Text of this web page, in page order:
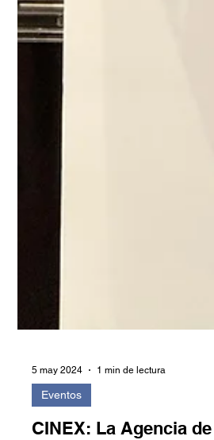
5 may 2024
Eventos